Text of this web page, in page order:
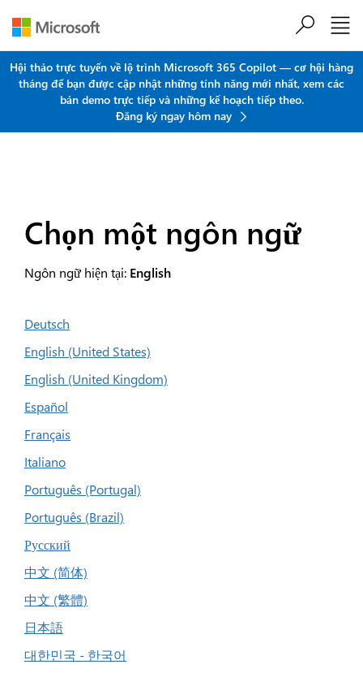
Hội thảo trực tuyến về lộ trình Microsoft 365 Copilot — cơ hội hàng
tháng để bạn được cập nhật những tính năng mới nhất, xem các
bản demo trực tiếp và những kế hoạch tiếp theo.
Đăng ký ngay hôm nay
Chọn một ngôn ngữ
Ngôn ngữ hiện tại: English
Deutsch
English (United States)
English (United Kingdom)
Español
Français
Italiano
Português (Portugal)
Português (Brazil)
Русский
中文 (简体)
中文 (繁體)
日本語
대한민국 - 한국어